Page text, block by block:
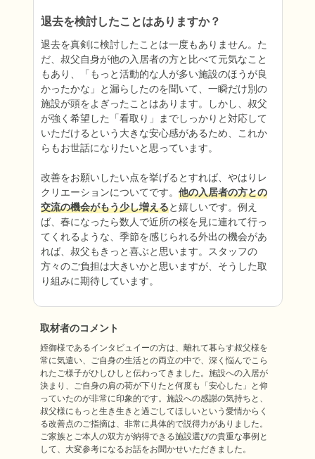
退去を検討したことはありますか？
退去を真剣に検討したことは一度もありません。た
だ、叔父自身が他の入居者の方と比べて元気なこと
もあり、「もっと活動的な人が多い施設のほうが良
かったかな」と漏らしたのを聞いて、一瞬だけ別の
施設が頭をよぎったことはあります。しかし、叔父
が強く希望した「看取り」までしっかりと対応して
いただけるという大きな安心感があるため、これか
らもお世話になりたいと思っています。
改善をお願いしたい点を挙げるとすれば、やはりレ
クリエーションについてです。 他の入居者の方との
交流の機会がもう少し増えると嬉しいです。例え
ば、春になったら数人で近所の桜を見に連れて行っ
てくれるような、季節を感じられる外出の機会があ
れば、叔父もきっと喜ぶと思います。スタッフの
方々のご負担は大きいかと思いますが、そうした取
り組みに期待しています。
取材者のコメント
姪御様であるインタビュイーの方は、離れて暮らす叔父様を
常に気遣い、ご自身の生活との両立の中で、深く悩んでこら
れたご様子がひしひしと伝わってきました。施設への入居が
決まり、ご自身の肩の荷が下りたと何度も「安心した」と仰
っていたのが非常に印象的です。施設への感謝の気持ちと、
叔父様にもっと生き生きと過ごしてほしいという愛情からく
る改善点のご指摘は、非常に具体的で説得力がありました。
ご家族とご本人の双方が納得できる施設選びの貴重な事例と
して、大変参考になるお話をお聞かせいただきました。